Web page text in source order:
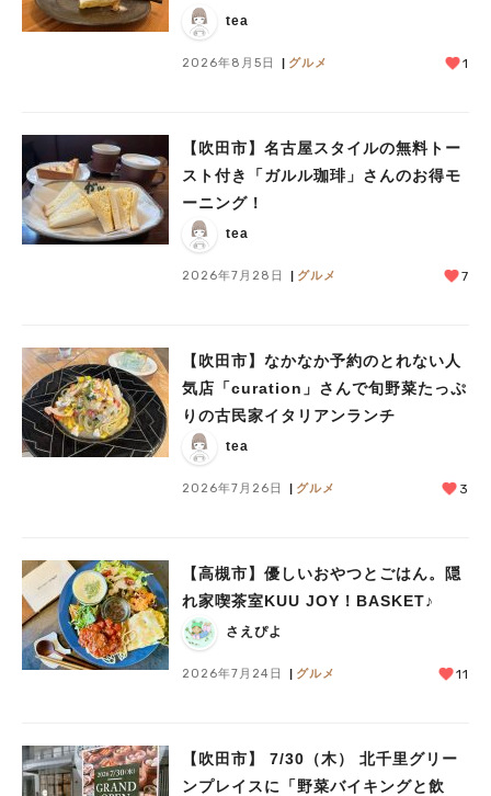
tea
2026年8月5日 グルメ 1
【吹田市】名古屋スタイルの無料トー
スト付き「ガルル珈琲」さんのお得モ
ーニング！
tea
2026年7月28日 グルメ 7
【吹田市】なかなか予約のとれない人
気店「curation」さんで旬野菜たっぷ
りの古民家イタリアンランチ
tea
2026年7月26日 グルメ 3
【高槻市】優しいおやつとごはん。隠
れ家喫茶室KUU JOY！BASKET♪
さえぴよ
2026年7月24日 グルメ 11
【吹田市】 7/30（木） 北千里グリー
ンプレイスに「野菜バイキングと飲